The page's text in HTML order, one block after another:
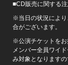
■CD販売に関する
※当日の状況により
合がございます。
※公演チケットをお
メンバー全員ワイ
み対象となりますの